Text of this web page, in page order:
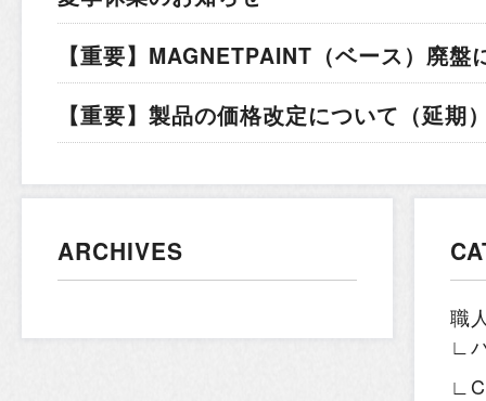
【重要】MAGNETPAINT（ベース）廃
【重要】製品の価格改定について（延期
ARCHIVES
職
∟